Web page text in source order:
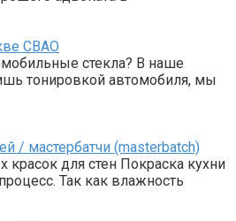
СВАО
стекла? В наше
тонировкой автомобиля, мы
/ мастербатчи (masterbatch)
красок для стен Покраска кухни
Так как влажность